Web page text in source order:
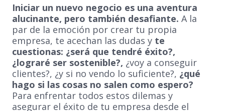
Iniciar un nuevo negocio es una aventura
alucinante, pero también desafiante. A la
par de la emoción por crear tu propia
empresa, te acechan las dudas y te
cuestionas: ¿será que tendré éxito?,
¿lograré ser sostenible?, ¿voy a conseguir
clientes?, ¿y si no vendo lo suficiente?, ¿qué
hago si las cosas no salen como espero?
Para enfrentar todos estos dilemas y
asegurar el éxito de tu empresa desde el